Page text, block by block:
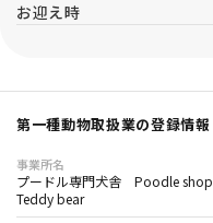
お迎え時
第一種動物取扱業の登録情報
事業所名
プードル専門犬舎 Poodle shop
Teddy bear